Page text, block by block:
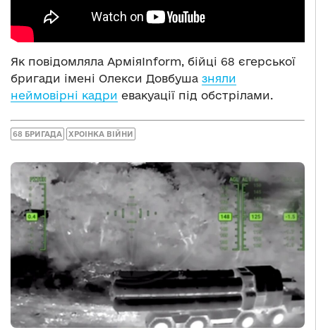
Як повідомляла АрміяInform, бійці 68 єгерської
бригади імені Олекси Довбуша зняли
неймовірні кадри евакуації під обстрілами.
68 БРИГАДА ХРОІНКА ВІЙНИ